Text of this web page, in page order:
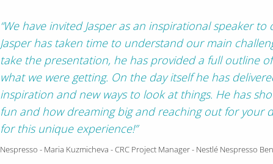
“We have invited Jasper as an inspirational speaker
Jasper has taken time to understand our main
take the presentation, he has provided a full outline
what we were getting. On the day itself he has
inspiration and new ways to look at things. He has
fun and how dreaming big and reaching out for your
for this unique experience!”
Nespresso - Maria Kuzmicheva - CRC Project Manager - Nestlé Nespresso